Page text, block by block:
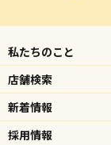
私たちのこと
店舗検索
新着情報
採用情報